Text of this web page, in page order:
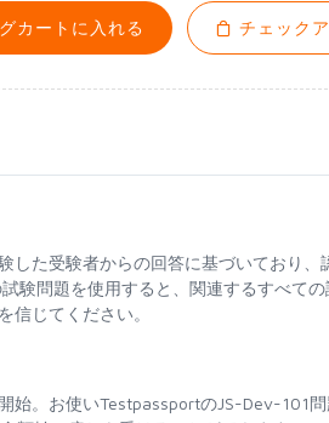
カートに入れる チェック
した受験者からの回答に基づいており、
験問題を使用すると、関連するすべて
じてください。
始。お使いTestpassportのJS-Dev-101